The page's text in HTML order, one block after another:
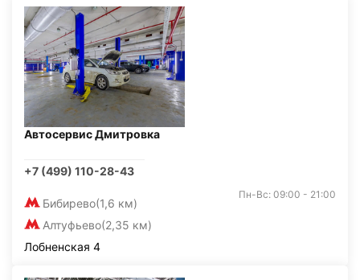
Автосервис Дмитровка
+7 (499) 110-28-43
Бибирево(1,6 км)
Алтуфьево(2,35 км)
Пн-Вс: 09:00 - 21:00
Лобненская 4